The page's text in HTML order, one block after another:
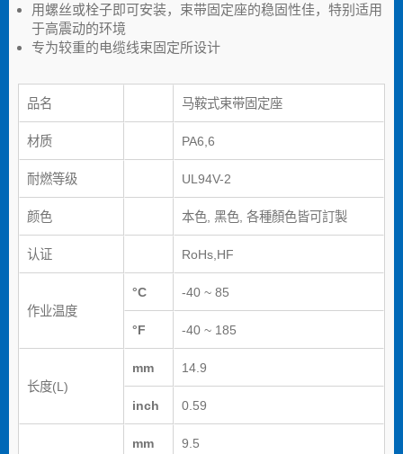
用螺丝或栓子即可安装，束带固定座的稳固性佳，特别适用
于高震动的环境
专为较重的电缆线束固定所设计
品名 马鞍式束带固定座
材质 PA6,6
耐燃等级 UL94V-2
颜色 本色, 黑色, 各種顏色皆可訂製
认证 RoHs,HF
作业温度
°C -40 ~ 85
°F -40 ~ 185
长度(L)
mm 14.9
inch 0.59
mm 9.5